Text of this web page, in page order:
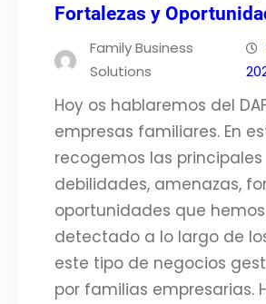
Fortalezas y
Family Business
Solutions
Hoy os hablaremos del
empresas familiares. En
recogemos las principales
debilidades, amenazas,
oportunidades que hemos
detectado a lo largo de
este tipo de negocios
por familias empresarias.